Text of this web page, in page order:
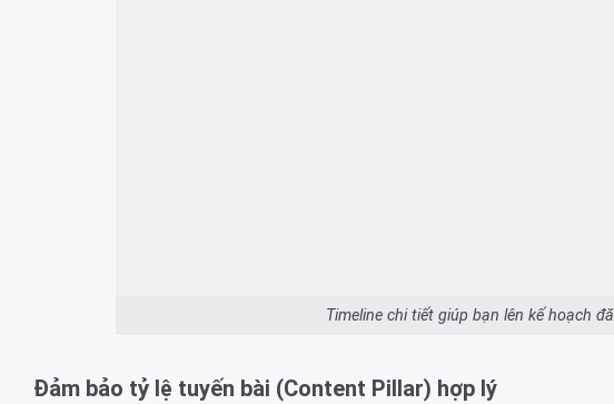
Timeline chi tiết giúp bạn lên kế hoạch
Đảm bảo tỷ lệ tuyến bài (Content Pillar) hợp lý